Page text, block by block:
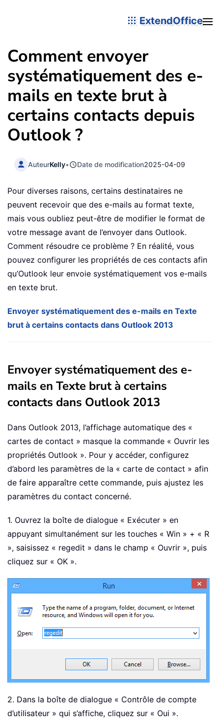
ExtendOffice
Comment envoyer
systématiquement des e-
mails en texte brut à
certains contacts depuis
Outlook ?
AuteurKelly• Date de modification2025-04-09
Pour diverses raisons, certains destinataires ne
peuvent recevoir que des e-mails au format texte,
mais vous oubliez peut-être de modifier le format de
votre message avant de l’envoyer dans Outlook.
Comment résoudre ce problème ? En réalité, vous
pouvez configurer les propriétés de ces contacts afin
qu’Outlook leur envoie systématiquement vos e-mails
en texte brut.
Envoyer systématiquement des e-mails en Texte
brut à certains contacts dans Outlook 2013
Envoyer systématiquement des e-
mails en Texte brut à certains
contacts dans Outlook 2013
Dans Outlook 2013, l’affichage automatique des «
cartes de contact » masque la commande « Ouvrir les
propriétés Outlook ». Pour y accéder, configurez
d’abord les paramètres de la « carte de contact » afin
de faire apparaître cette commande, puis ajustez les
paramètres du contact concerné.
1. Ouvrez la boîte de dialogue « Exécuter » en
appuyant simultanément sur les touches « Win » + « R
», saisissez « regedit » dans le champ « Ouvrir », puis
cliquez sur « OK ».
2. Dans la boîte de dialogue « Contrôle de compte
d’utilisateur » qui s’affiche, cliquez sur « Oui ».